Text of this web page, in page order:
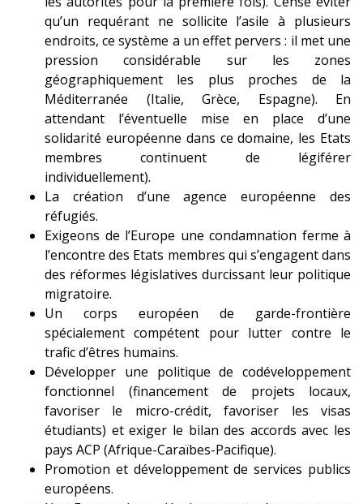
qu’un requérant ne sollicite l’asile à plusieurs
endroits, ce système a un effet pervers : il met une
pression considérable sur les zones
géographiquement les plus proches de la
Méditerranée (Italie, Grèce, Espagne). En
attendant l’éventuelle mise en place d’une
solidarité européenne dans ce domaine, les Etats
membres continuent de légiférer
individuellement).
La création d’une agence européenne des
réfugiés.
Exigeons de l’Europe une condamnation ferme à
l’encontre des Etats membres qui s’engagent dans
des réformes législatives durcissant leur politique
migratoire.
Un corps européen de garde-frontière
spécialement compétent pour lutter contre le
trafic d’êtres humains.
Développer une politique de codéveloppement
fonctionnel (financement de projets locaux,
favoriser le micro-crédit, favoriser les visas
étudiants) et exiger le bilan des accords avec les
pays ACP (Afrique-Caraïbes-Pacifique).
Promotion et développement de services publics
européens.